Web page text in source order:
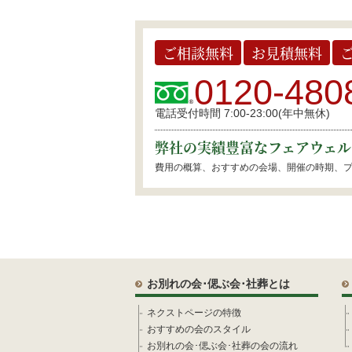
ご相談無料 お見積無料
0120-
電話受付時間 7:00-23:00(年中無休)
弊社の実績豊富なフェアウェ
費用の概算、おすすめの会場、開催の時期、
お別れの会･偲ぶ会･社葬とは
ネクストページの特徴
おすすめの会のスタイル
お別れの会･偲ぶ会･社葬の会の流れ